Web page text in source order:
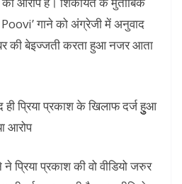
गाने को अंग्रेजी में अनुवाद
की बेइज्जती करता हुआ नजर आता
प्रकाश की वो वीडियो जरुर